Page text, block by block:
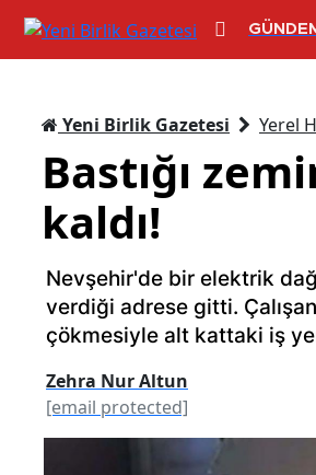
Yeni Birlik Gazetesi Yerel
Bastığı
kaldı!
Nevşehir'de bir elektrik
verdiği adrese gitti.
çökmesiyle alt kattaki iş
Zehra Nur Altun
[email protected]